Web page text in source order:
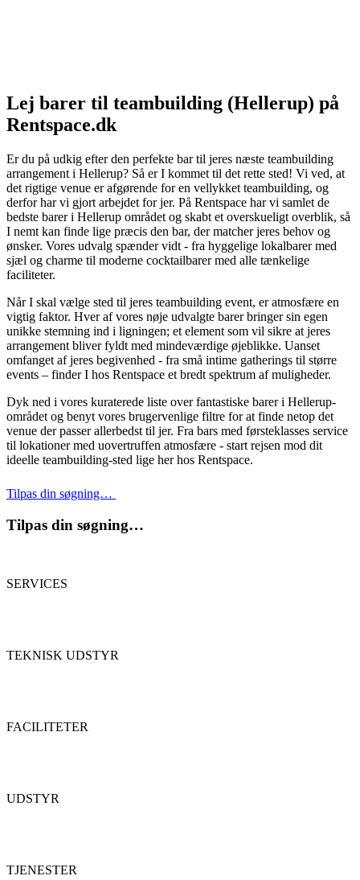
Lej barer til teambuilding (Hellerup) på
Rentspace.dk
Er du på udkig efter den perfekte bar til jeres næste teambuilding
arrangement i Hellerup? Så er I kommet til det rette sted! Vi ved, at
det rigtige venue er afgørende for en vellykket teambuilding, og
derfor har vi gjort arbejdet for jer. På Rentspace har vi samlet de
bedste barer i Hellerup området og skabt et overskueligt overblik, så
I nemt kan finde lige præcis den bar, der matcher jeres behov og
ønsker. Vores udvalg spænder vidt - fra hyggelige lokalbarer med
sjæl og charme til moderne cocktailbarer med alle tænkelige
faciliteter.
Når I skal vælge sted til jeres teambuilding event, er atmosfære en
vigtig faktor. Hver af vores nøje udvalgte barer bringer sin egen
unikke stemning ind i ligningen; et element som vil sikre at jeres
arrangement bliver fyldt med mindeværdige øjeblikke. Uanset
omfanget af jeres begivenhed - fra små intime gatherings til større
events – finder I hos Rentspace et bredt spektrum af muligheder.
Dyk ned i vores kuraterede liste over fantastiske barer i Hellerup-
området og benyt vores brugervenlige filtre for at finde netop det
venue der passer allerbedst til jer. Fra bars med førsteklasses service
til lokationer med uovertruffen atmosfære - start rejsen mod dit
ideelle teambuilding-sted lige her hos Rentspace.
Tilpas din søgning…
Tilpas din søgning…
SERVICES
TEKNISK UDSTYR
FACILITETER
UDSTYR
TJENESTER